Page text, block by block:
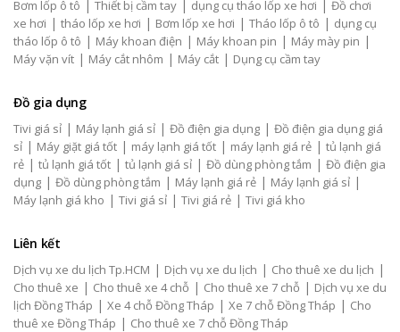
Bơm lốp ô tô | Thiết bị cầm tay | dụng cụ tháo lốp xe hơi | Đồ chơi
xe hơi | tháo lốp xe hơi | Bơm lốp xe hơi | Tháo lốp ô tô | dụng cụ
tháo lốp ô tô | Máy khoan điện | Máy khoan pin | Máy mày pin |
Máy vặn vít | Máy cắt nhôm | Máy cắt | Dụng cụ cầm tay
Đồ gia dụng
Tivi giá sỉ | Máy lạnh giá sỉ | Đồ điện gia dụng | Đồ điện gia dụng giá
sỉ | Máy giặt giá tốt | máy lạnh giá tốt | máy lạnh giá rẻ | tủ lạnh giá
rẻ | tủ lạnh giá tốt | tủ lạnh giá sỉ | Đồ dùng phòng tắm | Đồ điện gia
dụng | Đồ dùng phòng tắm | Máy lạnh giá rẻ | Máy lạnh giá sỉ |
Máy lạnh giá kho | Tivi giá sỉ | Tivi giá rẻ | Tivi giá kho
Liên kết
Dịch vụ xe du lịch Tp.HCM | Dịch vụ xe du lịch | Cho thuê xe du lịch |
Cho thuê xe | Cho thuê xe 4 chỗ | Cho thuê xe 7 chỗ | Dịch vụ xe du
lịch Đồng Tháp | Xe 4 chỗ Đồng Tháp | Xe 7 chỗ Đồng Tháp | Cho
thuê xe Đồng Tháp | Cho thuê xe 7 chỗ Đồng Tháp